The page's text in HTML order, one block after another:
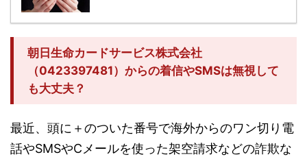
朝日生命カードサービス株式会社
（0423397481）からの着信やSMSは無視して
も大丈夫？
最近、頭に＋のついた番号で海外からのワン切り電
話やSMSやCメールを使った架空請求などの詐欺な